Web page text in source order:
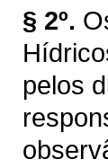
§ 2º.
pelos